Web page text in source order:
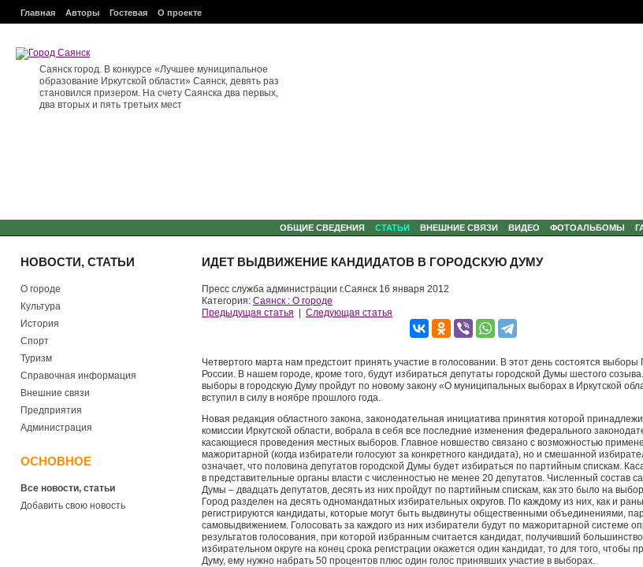
Главная Авторы Гостевая О проекте
Саянск город. В конкурсе «Лучшее муниципальное
образование Иркутской области» Саянск, девять раз
становился призером. На счету Саянска два первых,
два вторых и пять третьих мест
ОБЩИЕ СВЕДЕНИЯ CТАТЬИ ВНЕШНИЕ СВЯЗИ ВИДЕО ФОТОАЛЬБОМЫ
НОВОСТИ, СТАТЬИ
О городе
Культура
История
Спорт
Туризм
Справочная информация
Внешние связи
Предприятия
Администрация
ОСНОВНОЕ
Все новости, статьи
Добавить свою новость
ИДЕТ ВЫДВИЖЕНИЕ КАНДИДАТОВ В ГОРОДСКУЮ ДУМУ
Пресс служба администрации г.Саянск 16 января 2012
Категория: Саянск : О городе
Предыдущая статья
Следующая статья
Четвертого марта нам предстоит принять участие в голосовании. В этот день состоятся
России. В нашем городе, кроме того, будут избираться депутаты городской Думы шестого
выборы в городскую Думу пройдут по новому закону «О муниципальных выборах в Иркутской
вступил в силу в ноябре прошлого года.
Новая редакция областного закона, законодательная инициатива принятия которой
комиссии Иркутской области, вобрала в себя все последние изменения федерального
касающиеся проведения местных выборов. Главное новшество связано с возможностью
мажоритарной (когда избиратели голосуют за конкретного кандидата), но и смешанной
означает, что половина депутатов городской Думы будет избираться по партийным спискам.
в представительные органы власти с численностью не менее 20 депутатов. Численный состав
Думы – двадцать депутатов, десять из них пройдут по партийным спискам, как это было на
Город разделен на десять одномандатных избирательных округов. По каждому из них, как и
регистрируются кандидаты, которые могут быть выдвинуты общественными объединениями,
самовыдвижением. Голосовать за каждого из них избиратели будут по мажоритарной системе
результатов голосования, при которой избранным считается кандидат, получивший
избирательном округе на конец срока регистрации окажется один кандидат, то для того, чтобы
Думу, ему нужно набрать 50 процентов плюс один голос принявших участие в выборах.